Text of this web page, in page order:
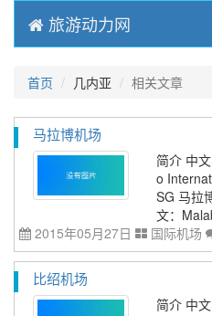
旅游动力网
首页 几内亚 相关文章
马拉博机场
简介 中
o
SG 马拉
文：
2015年05月27日
国际机场
比绍机场
简介 中